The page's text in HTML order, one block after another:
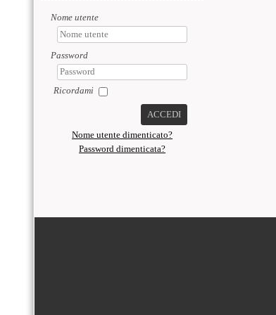
Nome utente
Password
Ricordami
ACCEDI
Nome utente dimenticato?
Password dimenticata?